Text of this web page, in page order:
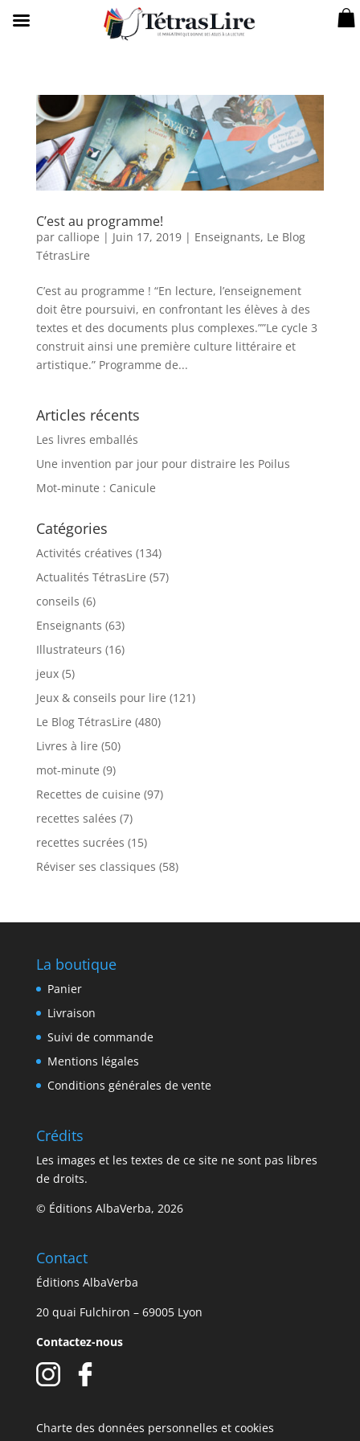
C’est au programme!
par calliope | Juin 17, 2019| Enseignants, Le Blog
TétrasLire
C’est au programme ! “En lecture, l’enseignement
doit être poursuivi, en confrontant les élèves à des
textes et des documents plus complexes.””Le cycle 3
construit ainsi une première culture littéraire et
artistique.” Programme de...
Articles récents
Les livres emballés
Une invention par jour pour distraire les Poilus
Mot-minute : Canicule
Catégories
Activités créatives (134)
Actualités TétrasLire (57)
conseils (6)
Enseignants (63)
Illustrateurs (16)
jeux(5)
Jeux & conseils pour lire (121)
Le Blog TétrasLire (480)
Livres à lire (50)
mot-minute (9)
Recettes de cuisine (97)
recettes salées (7)
recettes sucrées (15)
Réviser ses classiques (58)
La boutique
Panier
Livraison
Suivi de commande
Mentions légales
Conditions générales de vente
Crédits
Les images et les textes de ce site ne sont pas libres
de droits.
© Éditions AlbaVerba, 2026
Contact
Éditions AlbaVerba
20 quai Fulchiron – 69005 Lyon
Contactez-nous
Charte des données personnelles et cookies